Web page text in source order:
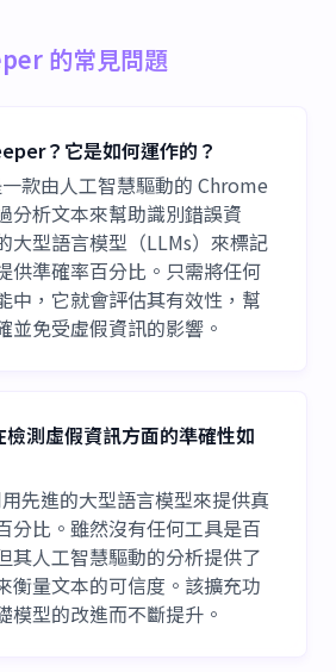
的常見問題
？它是如何運作的？
款由人工智慧驅動的 Chrome
分析文本來幫助識別錯誤資
大型語言模型（LLMs）來標記
供準確率百分比。只需將任何
中，它就會評估其有效性，幫
並免受虛假資訊的影響。
測虛假資訊方面的準確性如
先進的大型語言模型來提供真
分比。雖然沒有任何工具是百
其人工智慧驅動的分析提供了
衡量文本的可信度。該擴充功
模型的改進而不斷提升。